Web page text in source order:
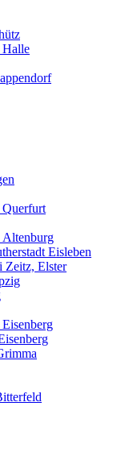
Querfurt
Altenburg
Eisleben
Zeitz, Elster